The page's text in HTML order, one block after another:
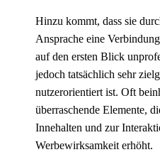
Hinzu kommt, dass sie
Ansprache eine
auf den ersten Blick
jedoch tatsächlich sehr
nutzerorientiert ist. Oft
überraschende Elemente,
Innehalten und zur
Werbewirksamkeit erhöht.